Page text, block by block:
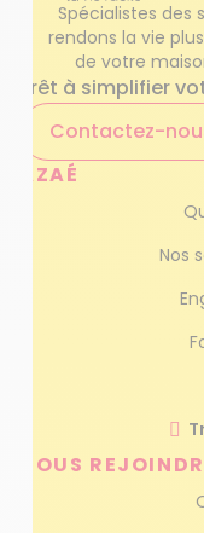
Spécialistes des
rendons la vie
de votre
Prêt à simplifier
Contactez-
AZAÉ
Nos
NOUS